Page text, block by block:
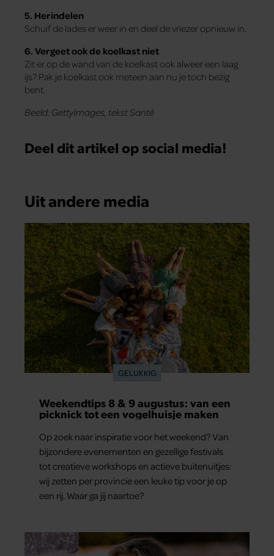
5. Herindelen
Schuif de lades er weer in en deel de vriezer opnieuw in.
6. Vergeet ook de koelkast niet
Zit er op de wand van de koelkast ook alweer een laag
ijs? Pak je koelkast ook meteen aan nu je toch bezig
bent.
Beeld: GettyImages, tekst Santé
Deel dit artikel op social media!
Uit andere media
GELUKKIG
Weekendtips 8 & 9 augustus: van een
picknick tot een vogelhuisje maken
Op zoek naar inspiratie voor het weekend? Van
bijzondere evenementen en gezellige festivals
tot creatieve workshops en actieve buitenuitjes:
wij zetten per provincie een leuke tip voor je op
een rij. Waar ga jij naartoe?